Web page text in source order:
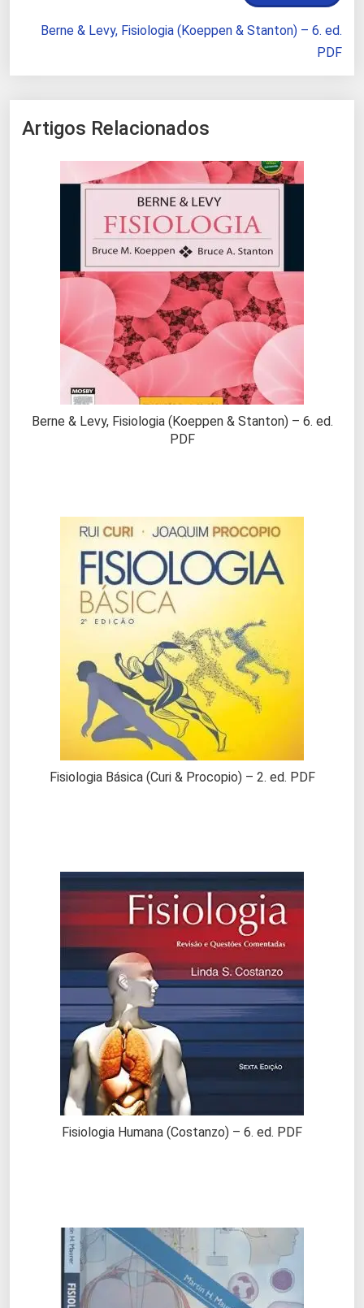
Berne & Levy, Fisiologia (Koeppen & Stanton) – 6. ed.
PDF
Artigos Relacionados
Berne & Levy, Fisiologia (Koeppen & Stanton) – 6. ed.
PDF
Fisiologia Básica (Curi & Procopio) – 2. ed. PDF
Fisiologia Humana (Costanzo) – 6. ed. PDF